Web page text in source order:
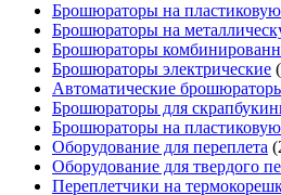
Брошюраторы на
Брошюраторы на
Брошюраторы
Брошюраторы электрические
Автоматические
Брошюраторы для
Брошюраторы на пластиковую
Оборудование для переплета
Оборудование для твердого
Переплетчики на